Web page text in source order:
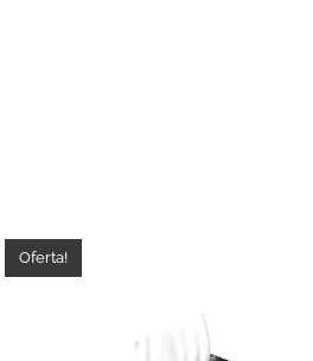
Oferta!